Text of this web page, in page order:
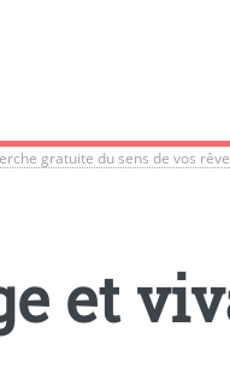
gratuite du sens de vos
et